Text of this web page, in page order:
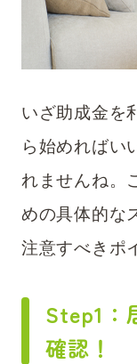
いざ助成金を
ら始めればい
れませんね。
めの具体的な
注意すべきポ
Step1：
確認！